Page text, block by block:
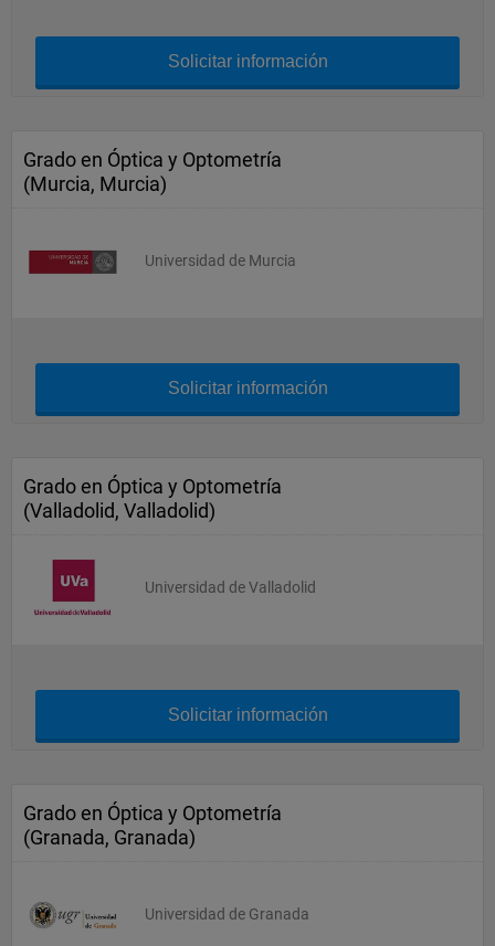
Solicitar información
Grado en Óptica y Optometría
(Murcia, Murcia)
Universidad de Murcia
Solicitar información
Grado en Óptica y Optometría
(Valladolid, Valladolid)
Universidad de Valladolid
Solicitar información
Grado en Óptica y Optometría
(Granada, Granada)
Universidad de Granada